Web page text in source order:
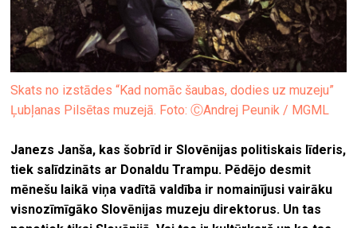
Skats no izstādes “Kad nomāc šaubas, dodies uz muzeju”
Ļubļanas Pilsētas muzejā. Foto: ⒸAndrej Peunik / MGML
Janezs Janša, kas šobrīd ir Slovēnijas politiskais līderis,
tiek salīdzināts ar Donaldu Trampu. Pēdējo desmit
mēnešu laikā viņa vadītā valdība ir nomainījusi vairāku
visnozīmīgāko Slovēnijas muzeju direktorus. Un tas